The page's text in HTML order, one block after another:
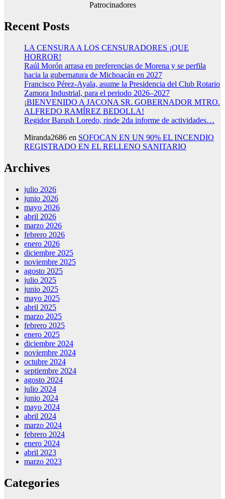
Patrocinadores
Recent Posts
LA CENSURA A LOS CENSURADORES ¡QUE
HORROR!
Raúl Morón arrasa en preferencias de Morena y se perfila
hacia la gubernatura de Michoacán en 2027
Francisco Pérez-Ayala, asume la Presidencia del Club Rotario
Zamora Industrial, para el periodo 2026–2027
¡BIENVENIDO A JACONA SR. GOBERNADOR MTRO.
ALFREDO RAMÍREZ BEDOLLA!
Regidor Barush Loredo, rinde 2da informe de actividades…
Miranda2686 en SOFOCAN EN UN 90% EL INCENDIO
REGISTRADO EN EL RELLENO SANITARIO
Archives
julio 2026
junio 2026
mayo 2026
abril 2026
marzo 2026
febrero 2026
enero 2026
diciembre 2025
noviembre 2025
agosto 2025
julio 2025
junio 2025
mayo 2025
abril 2025
marzo 2025
febrero 2025
enero 2025
diciembre 2024
noviembre 2024
octubre 2024
septiembre 2024
agosto 2024
julio 2024
junio 2024
mayo 2024
abril 2024
marzo 2024
febrero 2024
enero 2024
abril 2023
marzo 2023
Categories